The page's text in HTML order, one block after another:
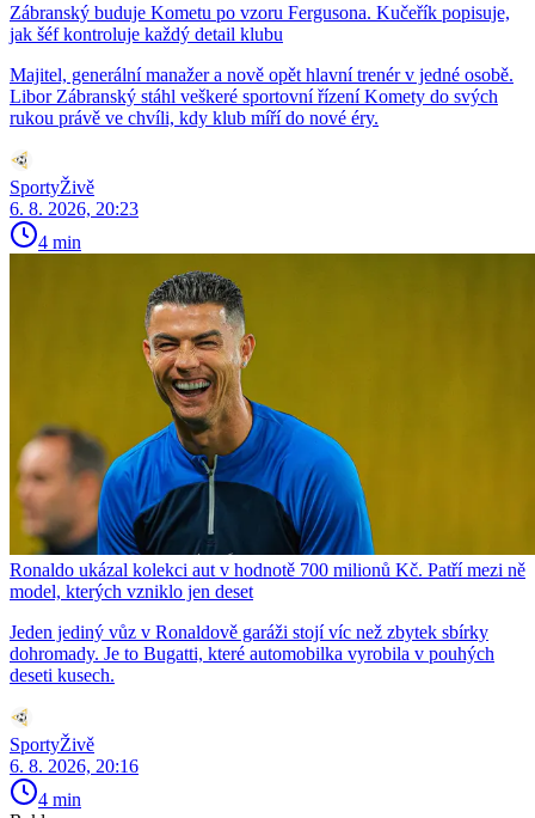
Zábranský buduje Kometu po vzoru Fergusona. Kučeřík popisuje,
jak šéf kontroluje každý detail klubu
Majitel, generální manažer a nově opět hlavní trenér v jedné osobě.
Libor Zábranský stáhl veškeré sportovní řízení Komety do svých
rukou právě ve chvíli, kdy klub míří do nové éry.
SportyŽivě
6. 8. 2026, 20:23
4 min
Ronaldo ukázal kolekci aut v hodnotě 700 milionů Kč. Patří mezi ně
model, kterých vzniklo jen deset
Jeden jediný vůz v Ronaldově garáži stojí víc než zbytek sbírky
dohromady. Je to Bugatti, které automobilka vyrobila v pouhých
deseti kusech.
SportyŽivě
6. 8. 2026, 20:16
4 min